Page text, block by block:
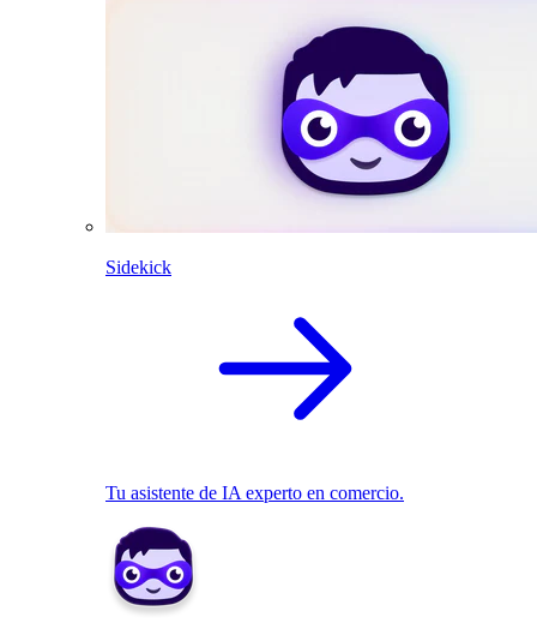
Sidekick
Tu asistente de IA experto en comercio.